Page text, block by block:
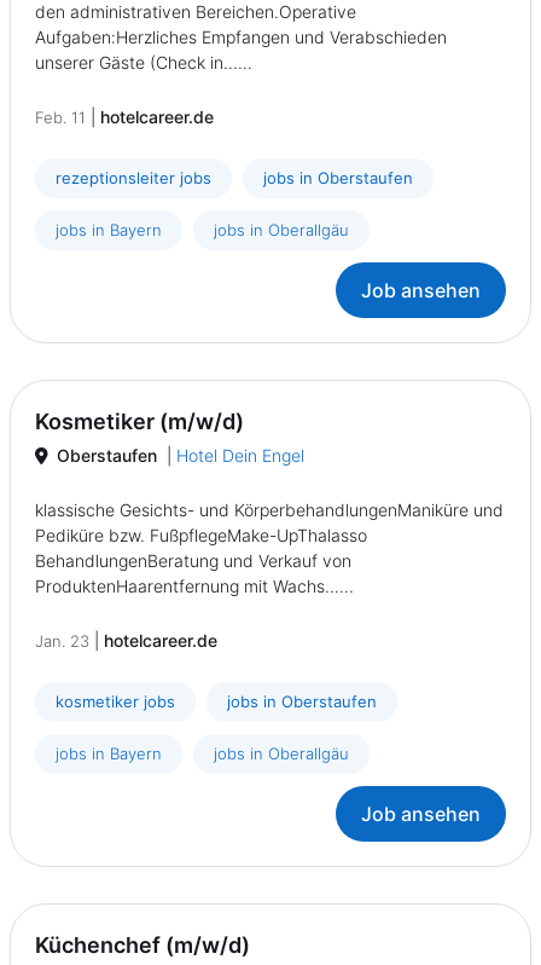
den administrativen Bereichen.Operative
Aufgaben:Herzliches Empfangen und Verabschieden
unserer Gäste (Check in......
Feb. 11 hotelcareer.de
rezeptionsleiter jobs jobs in Oberstaufen
jobs in Bayern jobs in Oberallgäu
Job ansehen
Kosmetiker (m/w/d)
Oberstaufen Hotel Dein Engel
klassische Gesichts- und KörperbehandlungenManiküre und
Pediküre bzw. FußpflegeMake-UpThalasso
BehandlungenBeratung und Verkauf von
ProduktenHaarentfernung mit Wachs......
Jan. 23 hotelcareer.de
kosmetiker jobs jobs in Oberstaufen
jobs in Bayern jobs in Oberallgäu
Job ansehen
Küchenchef (m/w/d)